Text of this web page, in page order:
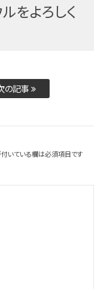
をよろしく
の記事
いている欄は必須項目です